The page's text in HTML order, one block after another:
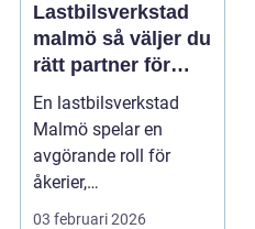
Lastbilsverkstad
malmö så väljer du
rätt partner för
dina fordon
En lastbilsverkstad
Malmö spelar en
avgörande roll för
åkerier,
transportföretag och
03 februari 2026